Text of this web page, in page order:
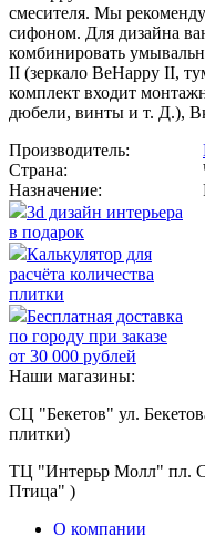
смесителя. Мы
сифоном. Для дизайна
комбинировать
II (зеркало BeHappy II,
комплект входит
дюбели, винты и т. Д.),
Производитель:
Страна:
Назначение:
3d дизайн интерьера
в подарок
Калькулятор для
расчёта количества
плитки
Бесплатная доставка
по городу при заказе
от 30 000 рублей
Наши магазины:
СЦ "Бекетов" ул.
плитки)
ТЦ "Интерьр Молл" пл.
Птица" )
О компании